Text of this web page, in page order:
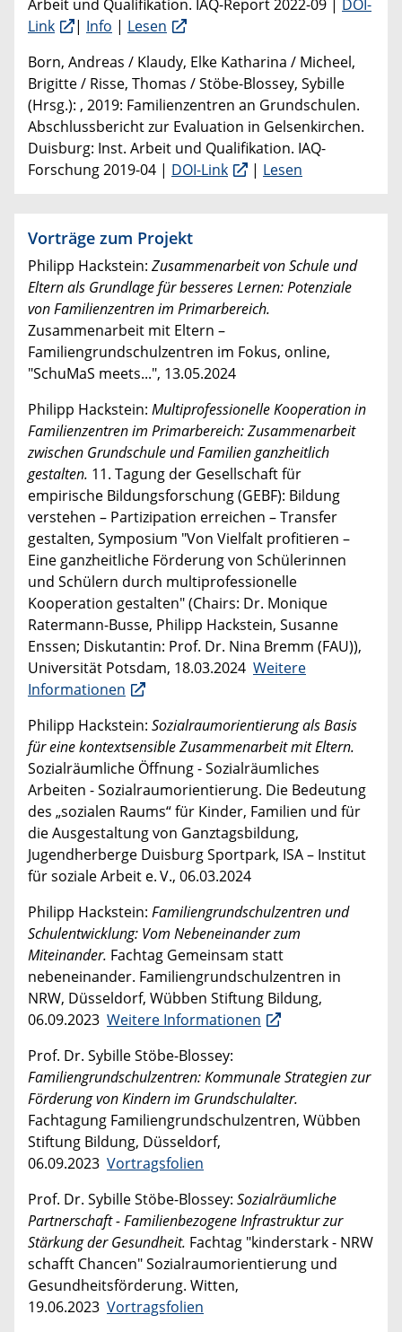
Arbeit und Qualifikation. IAQ-Report 2022-09 |
DOI-
Link
| Info | Lesen
Born, Andreas / Klaudy, Elke Katharina / Micheel,
Brigitte / Risse, Thomas / Stöbe-Blossey, Sybille
(Hrsg.): , 2019: Familienzentren an Grundschulen.
Abschlussbericht zur Evaluation in Gelsenkirchen.
Duisburg: Inst. Arbeit und Qualifikation. IAQ-
Forschung 2019-04 | DOI-Link | Lesen
Vorträge zum Projekt
Philipp Hackstein: Zusammenarbeit von Schule und
Eltern als Grundlage für besseres Lernen: Potenziale
von Familienzentren im Primarbereich.
Zusammenarbeit mit Eltern –
Familiengrundschulzentren im Fokus, online,
"SchuMaS meets...", 13.05.2024
Philipp Hackstein: Multiprofessionelle Kooperation in
Familienzentren im Primarbereich: Zusammenarbeit
zwischen Grundschule und Familien ganzheitlich
gestalten. 11. Tagung der Gesellschaft für
empirische Bildungsforschung (GEBF): Bildung
verstehen – Partizipation erreichen – Transfer
gestalten, Symposium "Von Vielfalt profitieren –
Eine ganzheitliche Förderung von Schülerinnen
und Schülern durch multiprofessionelle
Kooperation gestalten" (Chairs: Dr. Monique
Ratermann-Busse, Philipp Hackstein, Susanne
Enssen; Diskutantin: Prof. Dr. Nina Bremm (FAU)),
Universität Potsdam, 18.03.2024 Weitere
Informationen
Philipp Hackstein: Sozialraumorientierung als Basis
für eine kontextsensible Zusammenarbeit mit Eltern.
Sozialräumliche Öffnung - Sozialräumliches
Arbeiten - Sozialraumorientierung. Die Bedeutung
des „sozialen Raums“ für Kinder, Familien und für
die Ausgestaltung von Ganztagsbildung,
Jugendherberge Duisburg Sportpark, ISA – Institut
für soziale Arbeit e. V., 06.03.2024
Philipp Hackstein: Familiengrundschulzentren und
Schulentwicklung: Vom Nebeneinander zum
Miteinander. Fachtag Gemeinsam statt
nebeneinander. Familiengrundschulzentren in
NRW, Düsseldorf, Wübben Stiftung Bildung,
06.09.2023 Weitere Informationen
Prof. Dr. Sybille Stöbe-Blossey:
Familiengrundschulzentren: Kommunale Strategien zur
Förderung von Kindern im Grundschulalter.
Fachtagung Familiengrundschulzentren, Wübben
Stiftung Bildung, Düsseldorf,
06.09.2023 Vortragsfolien
Prof. Dr. Sybille Stöbe-Blossey: Sozialräumliche
Partnerschaft - Familienbezogene Infrastruktur zur
Stärkung der Gesundheit. Fachtag "kinderstark - NRW
schafft Chancen" Sozialraumorientierung und
Gesundheitsförderung. Witten,
19.06.2023 Vortragsfolien